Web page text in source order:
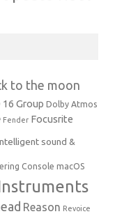
to the moon
16 Group Dolby Atmos
Fender Focusrite
sound &
Console macOS
Reason Revoice